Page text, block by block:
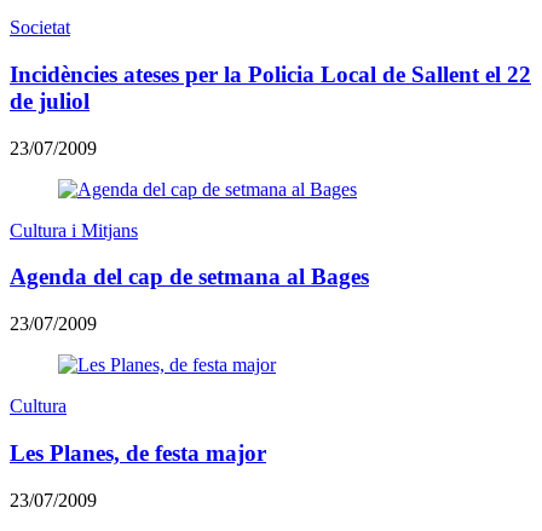
Societat
Incidències ateses per la Policia Local de Sallent el 22
de juliol
23/07/2009
Cultura i Mitjans
Agenda del cap de setmana al Bages
23/07/2009
Cultura
Les Planes, de festa major
23/07/2009